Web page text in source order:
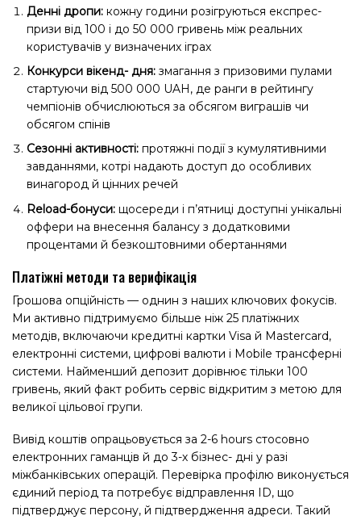
Денні дропи: кожну години розігруються експрес-
призи від 100 і до 50 000 гривень між реальних
користувачів у визначених іграх
Конкурси вікенд- дня: змагання з призовими пулами
стартуючи від 500 000 UAH, де ранги в рейтингу
чемпіонів обчислюються за обсягом виграшів чи
обсягом спінів
Сезонні активності: протяжні події з кумулятивними
завданнями, котрі надають доступ до особливих
винагород й цінних речей
Reload-бонуси: щосереди і п’ятниці доступні унікальні
оффери на внесення балансу з додатковими
процентами й безкоштовними обертаннями
Платіжні методи та верифікація
Грошова опційність — однин з наших ключових фокусів.
Ми активно підтримуємо більше ніж 25 платіжних
методів, включаючи кредитні картки Visa й Mastercard,
електронні системи, цифрові валюти і Mobile трансферні
системи. Найменший депозит дорівнює тільки 100
гривень, який факт робить сервіс відкритим з метою для
великої цільової групи.
Вивід коштів опрацьовується за 2-6 hours стосовно
електронних гаманців й до 3-х бізнес- дні у разі
міжбанківських операцій. Перевірка профілю виконується
єдиний період та потребує відправлення ID, що
підтверджує персону, й підтвердження адреси. Такий